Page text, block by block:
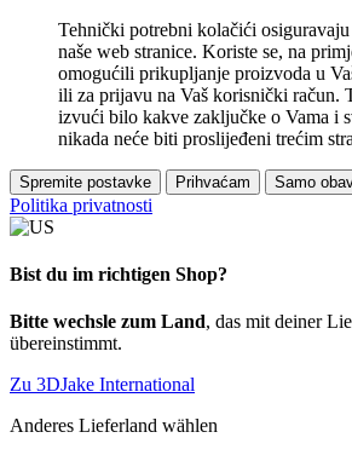
Tehnički potrebni kolačići
naše web stranice. Koriste se, na
omogućili prikupljanje proizvoda u
ili za prijavu na Vaš korisnički račun.
izvući bilo kakve zaključke o Vama i
nikada neće biti proslijeđeni trećim
Spremite postavke Prihvaćam Samo
Politika privatnosti
Bist du im richtigen Shop?
Bitte wechsle zum Land, das mit deiner
übereinstimmt.
Zu 3DJake International
Anderes Lieferland wählen